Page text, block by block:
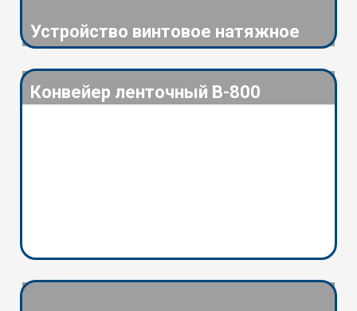
Устройство винтовое натяжное
Конвейер ленточный В-800